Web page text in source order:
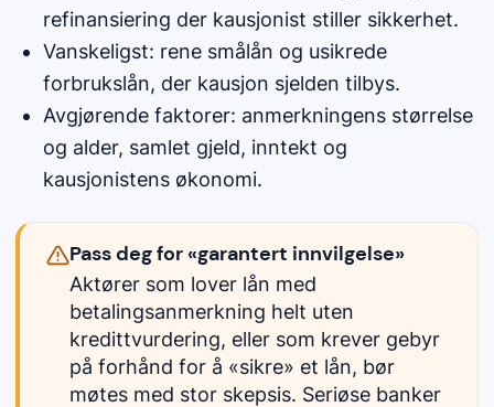
refinansiering der kausjonist stiller sikkerhet.
Vanskeligst: rene smålån og usikrede
forbrukslån, der kausjon sjelden tilbys.
Avgjørende faktorer: anmerkningens størrelse
og alder, samlet gjeld, inntekt og
kausjonistens økonomi.
Pass deg for «garantert innvilgelse»
Aktører som lover lån med
betalingsanmerkning helt uten
kredittvurdering, eller som krever gebyr
på forhånd for å «sikre» et lån, bør
møtes med stor skepsis. Seriøse banker